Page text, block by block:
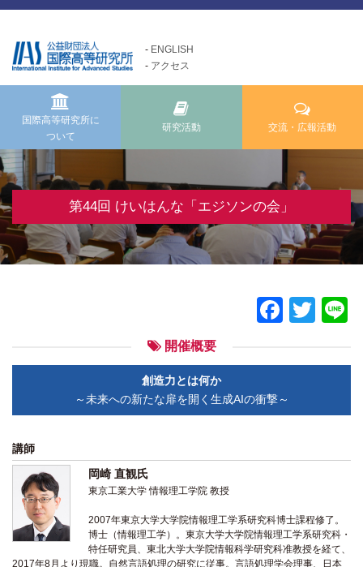
ENGLISH
アクセス
国際高等研究所に
ついて
研究活動 交流・広報活動
About us
国際高等研究所についてTOP
メッセージ
基本理念・ミッション
設立経緯・歩み
組織・運営について
Research Activities
研究活動TOP
研究事業方針
公募研究・その他の研究
研究活動成果
Exchange and Public
Relations Activities
交流・広報活動TOP
けいはんな「ゲーテの会」
けいはんな「meta鼎談」
けいはんな「市民懇談」
IIAS塾ジュニアセミナー
第44回 けいはんな「エジソンの会」
開催概要
創造力とは何か
～未来への新たな扉を開く生成AIの衝撃～
講師
岡崎 直観氏
東京工業大学 情報理工学院 教授
2007年東京大学大学院情報理工学系研究科博士課程修了。
博士（情報理工学）。東京大学大学院情報理工学系研究科・
特任研究員、東北大学大学院情報科学研究科准教授を経て、
2017年8月より現職。自然言語処理の研究に従事。言語処理学会理事、日本